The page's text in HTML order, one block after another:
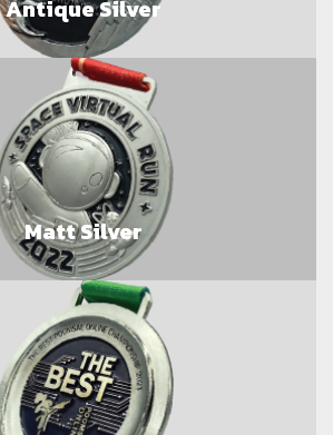
Antique Silver
Matt Silver